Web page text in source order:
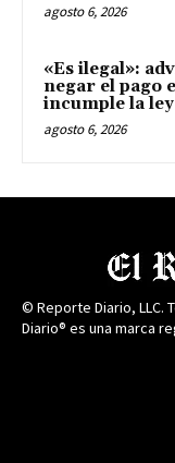
agosto 6, 2026
«Es ilegal»:
negar el pago
incumple la ley
agosto 6, 2026
© Reporte Diario, LLC.
Diario® es una marca